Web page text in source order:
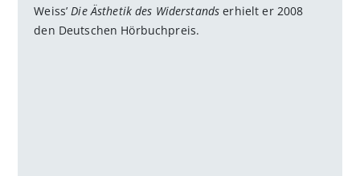
Weiss’ Die Ästhetik des Widerstands erhielt er 2008
den Deutschen Hörbuchpreis.